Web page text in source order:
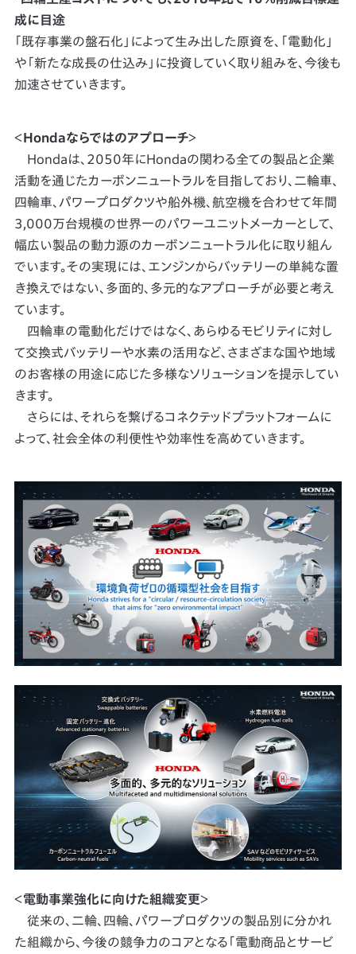
成に目途
「既存事業の盤石化」によって生み出した原資を、「電動化」
や「新たな成長の仕込み」に投資していく取り組みを、今後も
加速させていきます。
＜ Hondaならではのアプローチ＞
Hondaは、2050年にHondaの関わる全ての製品と企業
活動を通じたカーボンニュートラルを目指しており、二輪車、
四輪車、パワープロダクツや船外機、航空機を合わせて年間
3,000万台規模の世界一のパワーユニットメーカーとして、
幅広い製品の動力源のカーボンニュートラル化に取り組ん
でいます。その実現には、エンジンからバッテリーの単純な置
き換えではない、多面的、多元的なアプローチが必要と考え
ています。
四輪車の電動化だけではなく、あらゆるモビリティに対し
て交換式バッテリーや水素の活用など、さまざまな国や地域
のお客様の用途に応じた多様なソリューションを提示してい
きます。
さらには、それらを繋げるコネクテッドプラットフォームに
よって、社会全体の利便性や効率性を高めていきます。
＜電動事業強化に向けた組織変更＞
従来の、二輪、四輪、パワープロダクツの製品別に分かれ
た組織から、今後の競争力のコアとなる「電動商品とサービ